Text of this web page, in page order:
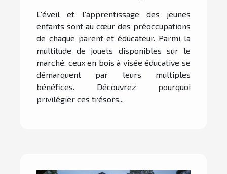
L'éveil et l'apprentissage des jeunes
enfants sont au cœur des préoccupations
de chaque parent et éducateur. Parmi la
multitude de jouets disponibles sur le
marché, ceux en bois à visée éducative se
démarquent par leurs multiples
bénéfices. Découvrez pourquoi
privilégier ces trésors...